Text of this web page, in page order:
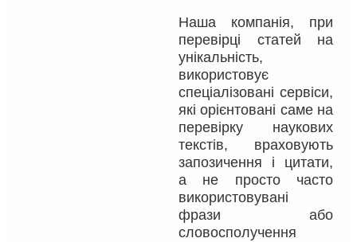
Наша компанія, при
перевірці статей на
унікальність,
використовує
спеціалізовані сервіси,
які орієнтовані саме на
перевірку наукових
текстів, враховують
запозичення і цитати,
а не просто часто
використовувані
фрази або
словосполучення